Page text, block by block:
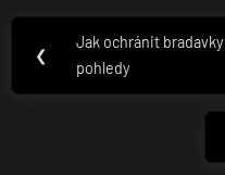
Navigace
pro
❮
Previous
Post:
Jak ochránit
pohledy